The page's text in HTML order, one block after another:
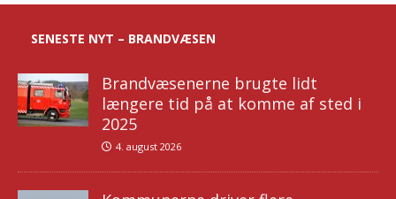
SENESTE NYT – BRANDVÆSEN
Brandvæsenerne brugte lidt
længere tid på at komme af sted i
2025
4. august 2026